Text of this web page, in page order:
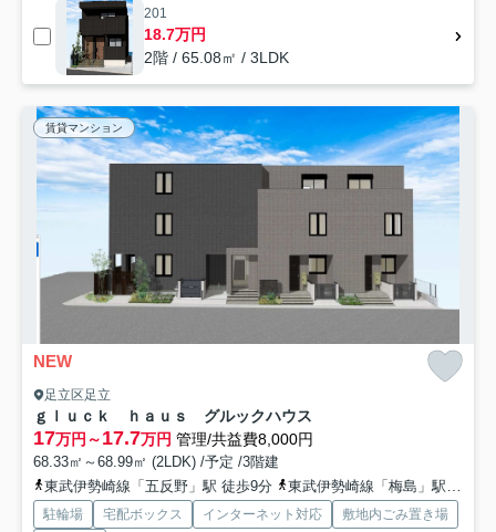
201
18.7万円
2階 / 65.08㎡ / 3LDK
賃貸マンション
NEW
足立区足立
ｇｌｕｃｋ ｈａｕｓ グルックハウス
17万円～17.7万円 管理/共益費8,000円
68.33㎡～68.99㎡ (2LDK) /予定 /3階建
東武伊勢崎線「五反野」駅 徒歩9分
東武伊勢崎線「梅島」駅 徒歩14分
駐輪場 宅配ボックス インターネット対応
敷地内ごみ置き場